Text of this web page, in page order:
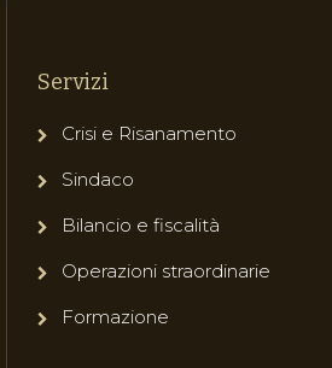
Servizi
Crisi e Risanamento
Sindaco
Bilancio e fiscalità
Operazioni straordinarie
Formazione